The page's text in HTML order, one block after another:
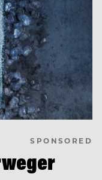
SPONSORED